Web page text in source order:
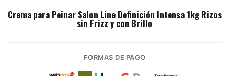
Crema para Peinar Salon Line Definición Intensa 1kg Rizos
sin Frizz y con Brillo
FORMAS DE PAGO